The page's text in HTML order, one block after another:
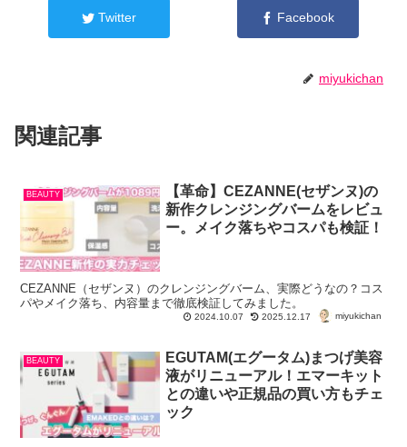
Twitter Facebook
miyukichan
関連記事
BEAUTY
【革命】CEZANNE(セザンヌ)の
新作クレンジングバームをレビュ
ー。メイク落ちやコスパも検証！
CEZANNE（セザンヌ）のクレンジングバーム、実際どうなの？コス
パやメイク落ち、内容量まで徹底検証してみました。
2024.10.07 2025.12.17 miyukichan
BEAUTY
EGUTAM(エグータム)まつげ美容
液がリニューアル！エマーキット
との違いや正規品の買い方もチェ
ック